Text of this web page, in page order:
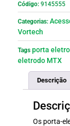
Código: 9145555
Categorias:
Vortech
Tags porta
eletrodo MTX
Descrição
Os porta-